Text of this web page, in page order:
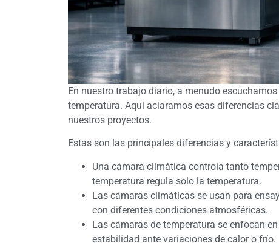
En nuestro trabajo diario, a menudo
temperatura. Aquí aclaramos esas diferencias
nuestros proyectos.
Estas son las principales diferencias y
Una cámara climática controla tanto
temperatura regula solo la temperatura.
Las cámaras climáticas se usan para
con diferentes condiciones atmosféricas.
Las cámaras de temperatura se enfocan
estabilidad ante variaciones de calor o frío.